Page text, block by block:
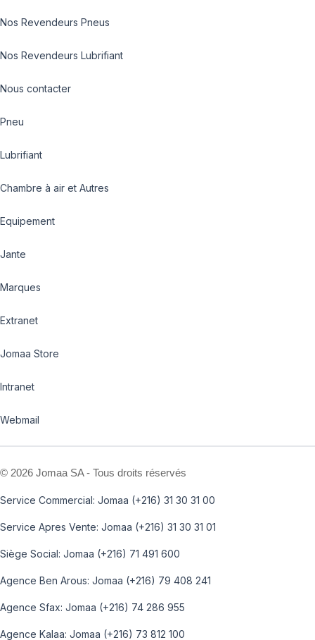
Nos Revendeurs Pneus
Nos Revendeurs Lubrifiant
Nous contacter
Pneu
Lubrifiant
Chambre à air et Autres
Equipement
Jante
Marques
Extranet
Jomaa Store
Intranet
Webmail
© 2026 Jomaa SA - Tous droits réservés
Service Commercial: Jomaa (+216) 31 30 31 00
Service Apres Vente: Jomaa (+216) 31 30 31 01
Siège Social: Jomaa (+216) 71 491 600
Agence Ben Arous: Jomaa (+216) 79 408 241
Agence Sfax: Jomaa (+216) 74 286 955
Agence Kalaa: Jomaa (+216) 73 812 100